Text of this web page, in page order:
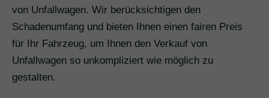
von Unfallwagen. Wir berücksichtigen den
Schadenumfang und bieten Ihnen einen fairen Preis
für Ihr Fahrzeug, um Ihnen den Verkauf von
Unfallwagen so unkompliziert wie möglich zu
gestalten.